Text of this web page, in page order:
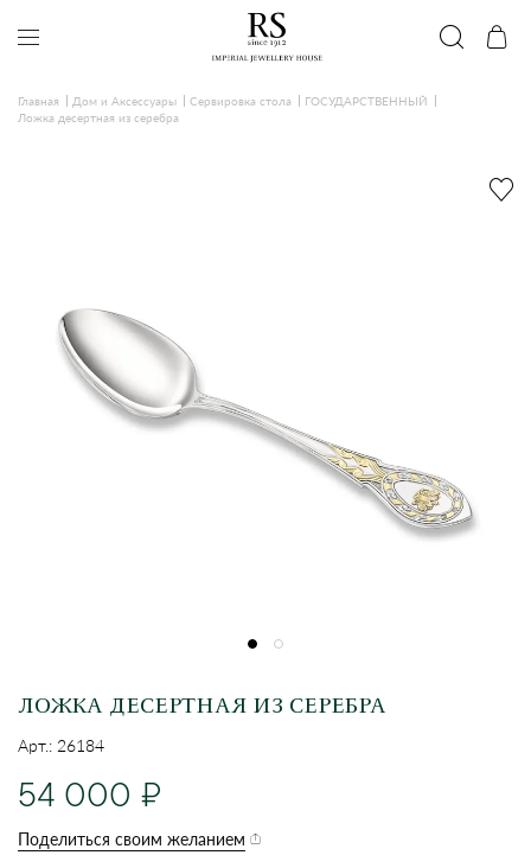
Главная Дом и Аксессуары Сервировка стола
ГОСУДАРСТВЕННЫЙ
Ложка десертная из серебра
ЛОЖКА ДЕСЕРТНАЯ ИЗ СЕРЕБРА
Арт.: 26184
54 000
Поделиться своим желанием